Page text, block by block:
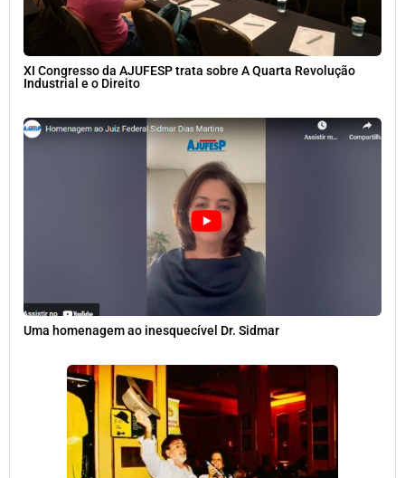
XI Congresso da AJUFESP trata sobre A Quarta Revolução
Industrial e o Direito
Uma homenagem ao inesquecível Dr. Sidmar